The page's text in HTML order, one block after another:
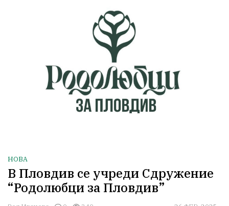
НОВА
В Пловдив се учреди Сдружение
“Родолюбци за Пловдив”